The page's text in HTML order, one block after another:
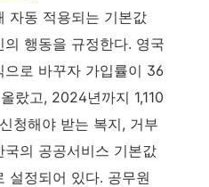
자동 적용되는 기본값
행동을 규정한다. 영국
로 바꾸자 가입률이 36
랐고, 2024년까지 1,110
청해야 받는 복지, 거부
의 공공서비스 기본값
설정되어 있다. 공무원